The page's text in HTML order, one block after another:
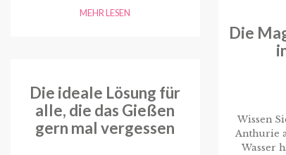
MEHR LESEN
Die ideale Lösung für
alle, die das Gießen
gern mal vergessen
Die
Wissen
Anthurie
Wasser